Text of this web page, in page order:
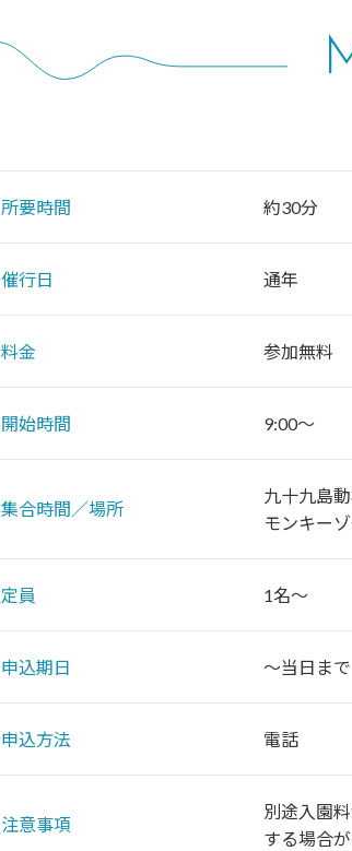
所要時間 約30分
催行日 通年
料金 参加無料
開始時間 9:00～
集合時間／場所
九十九島
モンキー
定員 1名～
申込期日 ～当日まで
申込方法 電話
注意事項
別途入園
する場合